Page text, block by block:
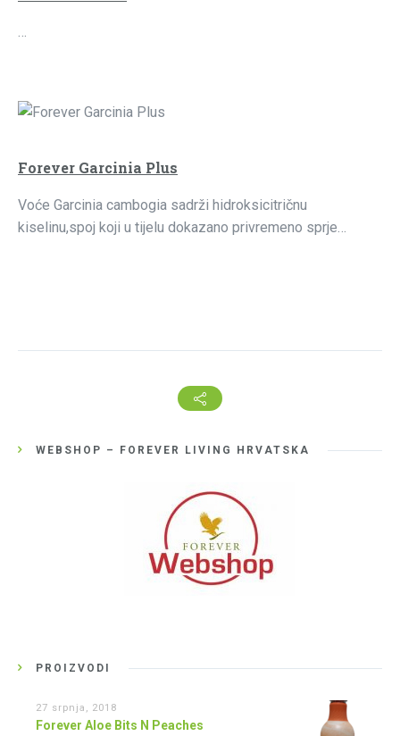
Forever Garcinia Plus
Voće Garcinia cambogia sadrži hidroksicitričnu
kiselinu,spoj koji u tijelu dokazano privremeno sprje…
WEBSHOP – FOREVER LIVING HRVATSKA
PROIZVODI
27 srpnja, 2018
Forever Aloe Bits N Peaches